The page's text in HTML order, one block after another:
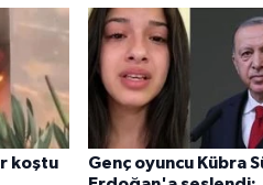
koştu
Genç oyuncu Kübra